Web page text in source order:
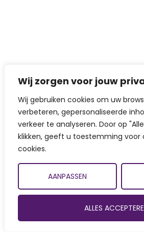
Wij zorgen voor jouw
Wij gebruiken cookies om uw
verbeteren, gepersonaliseerde
verkeer te analyseren. Door op
klikken, geeft u toestemming voor
cookies.
AANPASSEN
ALLES